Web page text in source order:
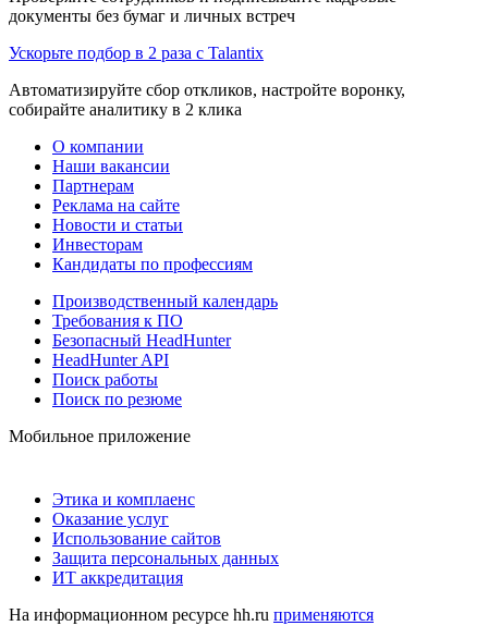
документы без бумаг и личных встреч
Ускорьте подбор в 2 раза с Talantix
Автоматизируйте сбор откликов, настройте воронку,
собирайте аналитику в 2 клика
О компании
Наши вакансии
Партнерам
Реклама на сайте
Новости и статьи
Инвесторам
Кандидаты по профессиям
Производственный календарь
Требования к ПО
Безопасный HeadHunter
HeadHunter API
Поиск работы
Поиск по резюме
Мобильное приложение
Этика и комплаенс
Оказание услуг
Использование сайтов
Защита персональных данных
ИТ аккредитация
На информационном ресурсе hh.ru применяются